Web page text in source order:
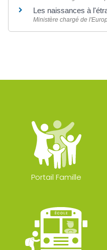
Les naissances à
Ministère chargé de
Portail Famille